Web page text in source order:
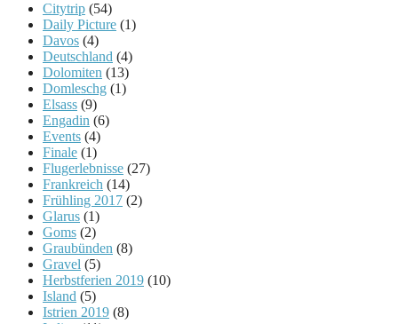
Citytrip (54)
Daily Picture (1)
Davos (4)
Deutschland (4)
Dolomiten (13)
Domleschg (1)
Elsass (9)
Engadin (6)
Events (4)
Finale (1)
Flugerlebnisse (27)
Frankreich (14)
Frühling 2017 (2)
Glarus (1)
Goms (2)
Graubünden (8)
Gravel (5)
Herbstferien 2019 (10)
Island (5)
Istrien 2019 (8)